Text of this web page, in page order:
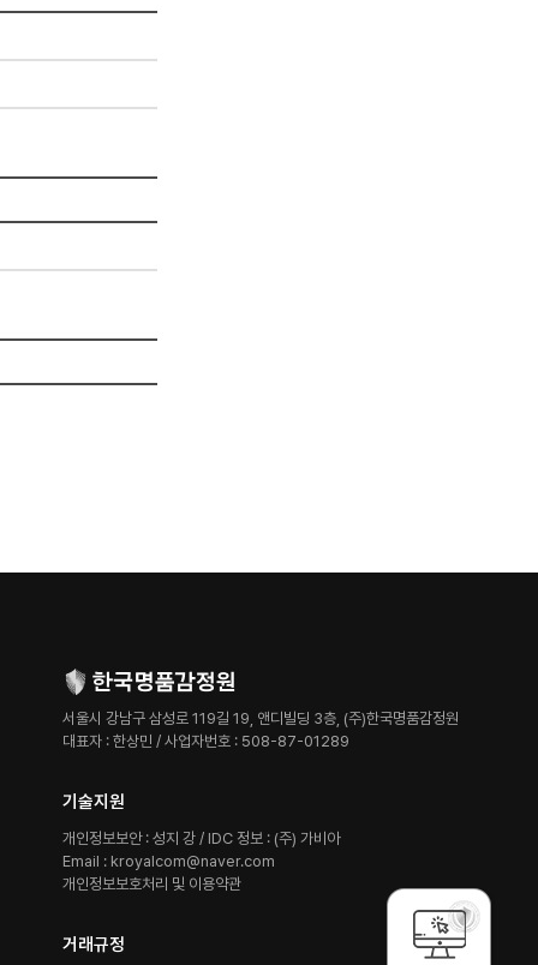
서울시 강남구 삼성로 119길 19, 앤디빌딩 3층, (주)한국명품감정원
대표자 : 한상민 / 사업자번호 : 508-87-01289
기술지원
개인정보보안 : 성지 강 / IDC 정보 : (주) 가비아
Email : kroyalcom@naver.com
개인정보보호처리 및 이용약관
거래규정